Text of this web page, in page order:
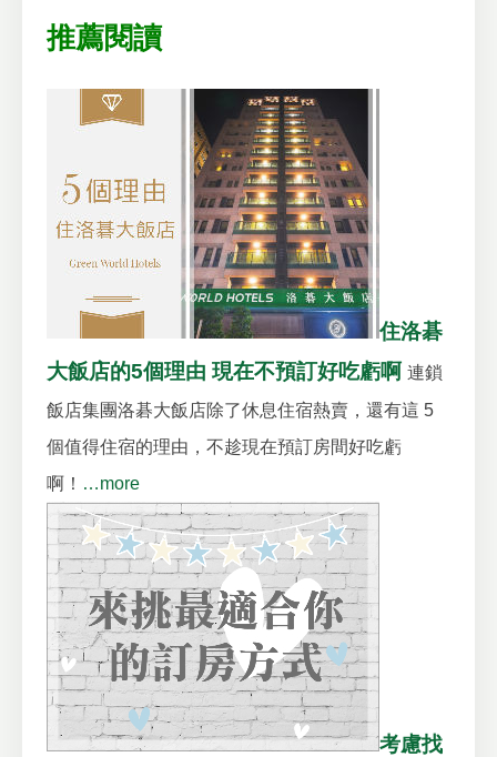
推薦閱讀
住洛碁
大飯店的5個理由 現在不預訂好吃虧啊 連鎖
飯店集團洛碁大飯店除了休息住宿熱賣，還有這 5
個值得住宿的理由，不趁現在預訂房間好吃虧
啊！ …more
考慮找